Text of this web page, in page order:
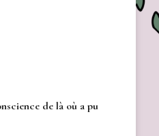
de là où a pu